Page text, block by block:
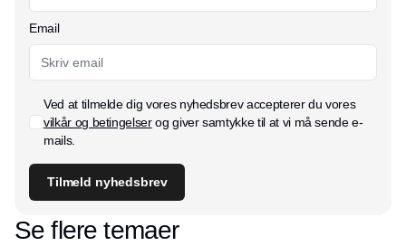
Email
Ved at tilmelde dig vores nyhedsbrev accepterer du vores
vilkår og betingelserog giver samtykke til at vi må sende e-
mails.
Tilmeld nyhedsbrev
Se flere temaer